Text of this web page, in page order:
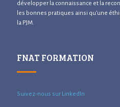
développer la connaissance et la
les bonnes pratiques ainsi qu’une
la PJM.
FNAT FORMATION
Suivez-nous sur LinkedIn